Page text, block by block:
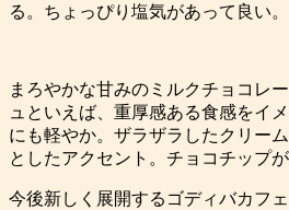
る。ちょっぴり塩気があって良い。
まろやかな甘みのミルクチョコレ
ュといえば、重厚感ある食感をイ
にも軽やか。ザラザラしたクリー
としたアクセント。チョコチップ
今後新しく展開するゴディバカフェ